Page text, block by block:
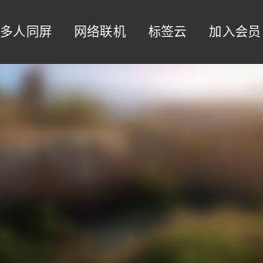
多人同屏 网络联机 标签云 加入会员